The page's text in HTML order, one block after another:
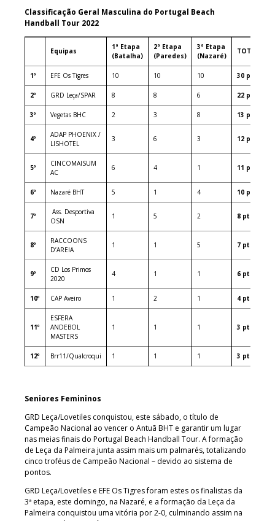
Classificação Geral Masculina do Portugal Beach
Handball Tour 2022
Equipas
1ª Etapa
(Batalha)
2ª Etapa
(Paredes)
3ª Etapa
(Nazaré)
TOTAL
1º EFE Os Tigres 10 10 10 30 pts
2º GRD Leça/SPAR 8 8 6 22 pts
3º Vegetas BHC 2 3 8 13 pts
4º
ADAP PHOENIX /
LISHOTEL
3 6 3 12 pts
5º
CINCOMAISUM
AC
6 4 1 11 pts
6º Nazaré BHT 5 1 4 10 pts
7º
Ass. Desportiva
OSN
1 5 2 8 pts
8º
RACCOONS
D’AREIA
1 1 5 7 pts
9º
CD Los Primos
2020
4 1 1 6 pts
10º CAP Aveiro 1 2 1 4 pts
11º
ESFERA
ANDEBOL
MASTERS
1 1 1 3 pts
12º Brr11/Qualcroqui 1 1 1 3 pts
Seniores Femininos
GRD Leça/Lovetiles conquistou, este sábado, o título de
Campeão Nacional ao vencer o Antuã BHT e garantir um lugar
nas meias finais do Portugal Beach Handball Tour. A formação
de Leça da Palmeira junta assim mais um palmarés, totalizando
cinco troféus de Campeão Nacional – devido ao sistema de
pontos.
GRD Leça/Lovetiles e EFE Os Tigres foram estes os finalistas da
3ª etapa, este domingo, na Nazaré, e a formação da Leça da
Palmeira conquistou uma vitória por 2-0, culminando assim na